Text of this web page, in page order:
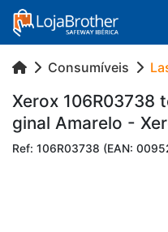
Consumíveis
Xerox 106R03738
ginal Ama­relo -
Ref: 106R03738 (EAN: